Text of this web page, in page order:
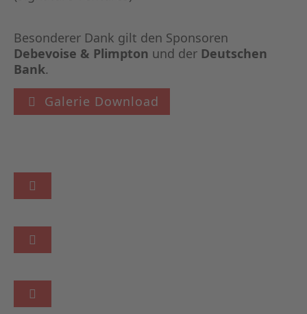
Besonderer Dank gilt den Sponsoren
Debevoise & Plimpton und der Deutschen
Bank.
Galerie Download